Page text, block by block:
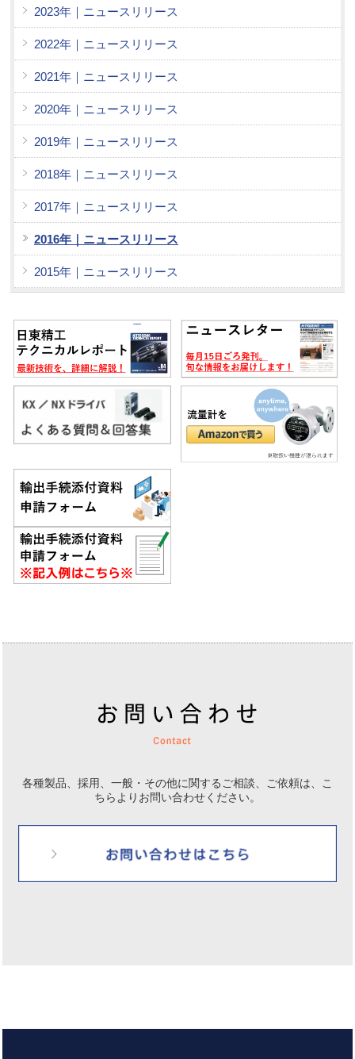
2023年｜ニュースリリース
2022年｜ニュースリリース
2021年｜ニュースリリース
2020年｜ニュースリリース
2019年｜ニュースリリース
2018年｜ニュースリリース
2017年｜ニュースリリース
2016年｜ニュースリリース
2015年｜ニュースリリース
各種製品、採用、一般・その他に関するご相談、ご依頼は、
こ
ちらよりお問い合わせください。